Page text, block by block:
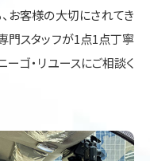
お客様の大切にされてき
門スタッフが1点1点丁寧
ゴ・リユースにご相談く